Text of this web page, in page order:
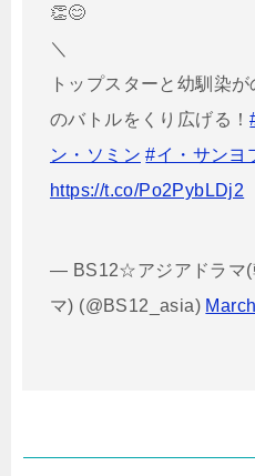
👏😊
＼
トップスターと幼馴染
のバトルをくり広げる！
ン・ソミン #イ・サンヨ
https://t.co/Po2PybLDj2
— BS12☆アジアドラマ(
マ) (@BS12_asia)